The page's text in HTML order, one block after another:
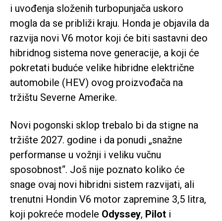
i uvođenja složenih turbopunjača uskoro
mogla da se približi kraju. Honda je objavila da
razvija novi V6 motor koji će biti sastavni deo
hibridnog sistema nove generacije, a koji će
pokretati buduće velike hibridne električne
automobile (HEV) ovog proizvođača na
tržištu Severne Amerike.
Novi pogonski sklop trebalo bi da stigne na
tržište 2027. godine i da ponudi „snažne
performanse u vožnji i veliku vučnu
sposobnost“. Još nije poznato koliko će
snage ovaj novi hibridni sistem razvijati, ali
trenutni Hondin V6 motor zapremine 3,5 litra,
koji pokreće modele Odyssey, Pilot i